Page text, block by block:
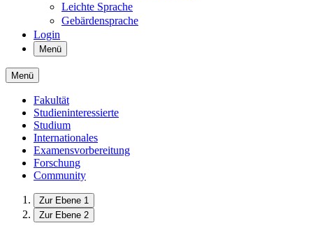
Leichte Sprache
Gebärdensprache
Login
Menü
Menü
Fakultät
Studieninteressierte
Studium
Internationales
Examensvorbereitung
Forschung
Community
Zur Ebene 1
Zur Ebene 2